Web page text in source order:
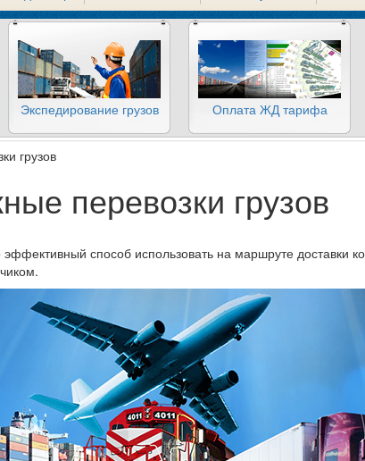
Экспедирование грузов Оплата ЖД тарифа
грузов
перевозки грузов
эффективный способ использовать на маршруте доставки